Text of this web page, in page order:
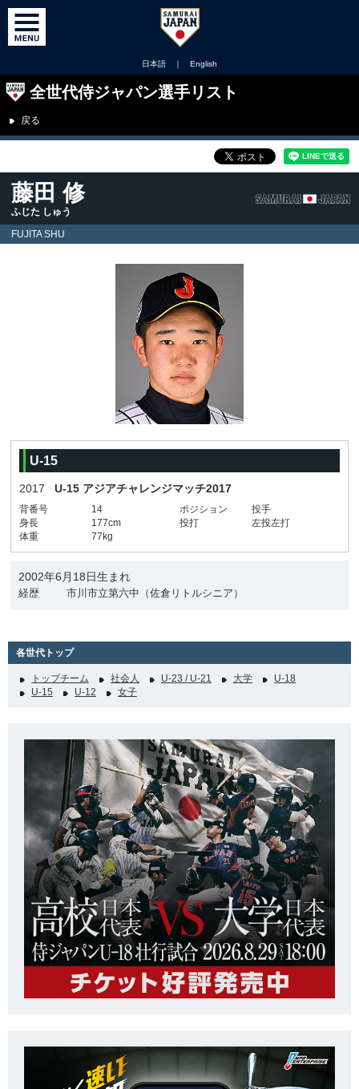
日本語 ｜ English
全世代侍ジャパン選手リスト
戻る
藤田 修
ふじた しゅう
FUJITA SHU
U-15
2017 U-15 アジアチャレンジマッチ2017
背番号 14 ポジション
投手
身長
177cm 投打
左投左打
体重
77kg
2002年6月18日生まれ
経歴 市川市立第六中（佐倉リトルシニア）
各世代トップ
トップチーム 社会人 U-23 / U-21 大学
U-18
U-15
U-12 女子